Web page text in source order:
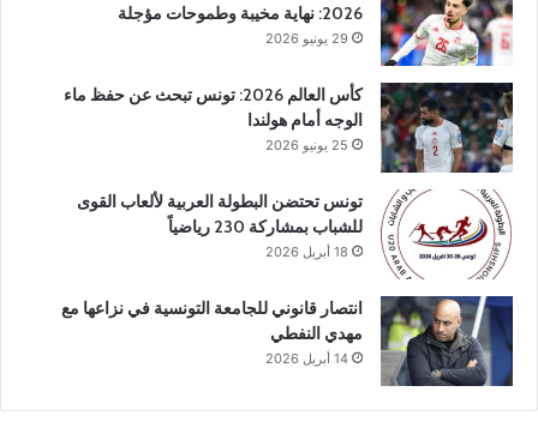
2026: نهاية مخيبة وطموحات مؤجلة
29 يونيو 2026
كأس العالم 2026: تونس تبحث عن حفظ ماء
الوجه أمام هولندا
25 يونيو 2026
تونس تحتضن البطولة العربية لألعاب القوى
للشباب بمشاركة 230 رياضياً
18 أبريل 2026
انتصار قانوني للجامعة التونسية في نزاعها مع
مهدي النفطي
14 أبريل 2026